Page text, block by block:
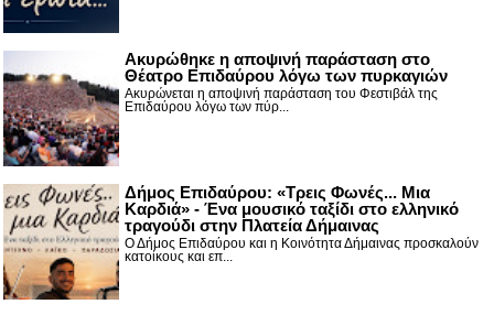
Ακυρώθηκε η αποψινή παράσταση στο
Θέατρο Επιδαύρου λόγω των πυρκαγιών
Ακυρώνεται η αποψινή παράσταση του Φεστιβάλ της
Επιδαύρου λόγω των πύρ...
Δήμος Επιδαύρου: «Τρεις Φωνές... Μια
Καρδιά» - Ένα μουσικό ταξίδι στο ελληνικό
τραγούδι στην Πλατεία Δήμαινας
Ο Δήμος Επιδαύρου και η Κοινότητα Δήμαινας προσκαλούν
κατοίκους και επ...